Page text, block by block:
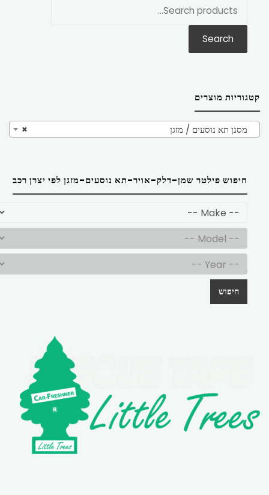
Search
קטגוריות מוצרים
× מסנן תא נוסעים / מזגן
חיפוש פילטר שמן-דלק-אויר-תא נוסעים-מזגן לפי יצרן רכב
חיפוש